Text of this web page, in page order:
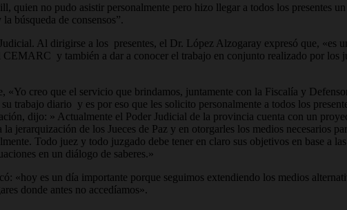
no pudo asistir personalmente pero hizo llegar a todos los presentes
búsqueda de consensos”.
Al dirigirse a los presentes, el Dr. López Alzogaray expresó que, «es
y también a dar a conocer el trabajo en conjunto realizado por los
creo que el servicio que brindamos, juntamente con la Fiscalía y
trabajo diario y es por eso que les solicito personalmente a todos los
dijo: » Actualmente el Poder Judicial de la provincia cuenta con un
jerarquización de los Jueces de Paz y en otorgarles los medios necesarios
Todo juez y todo juzgado debe tener en claro sus objetivos en base a
en un diálogo de saberes.»
«hoy es un día importante porque seguimos extendiendo los medios
donde antes no accedíamos».